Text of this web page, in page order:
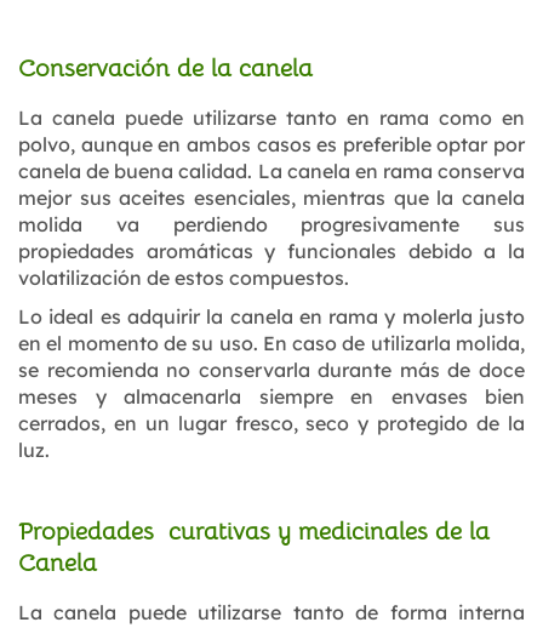
Conservación de la canela
La canela puede utilizarse tanto en rama como en
polvo, aunque en ambos casos es preferible optar por
canela de buena calidad. La canela en rama conserva
mejor sus aceites esenciales, mientras que la canela
molida va perdiendo progresivamente sus
propiedades aromáticas y funcionales debido a la
volatilización de estos compuestos.
Lo ideal es adquirir la canela en rama y molerla justo
en el momento de su uso. En caso de utilizarla molida,
se recomienda no conservarla durante más de doce
meses y almacenarla siempre en envases bien
cerrados, en un lugar fresco, seco y protegido de la
luz.
Propiedades curativas y medicinales de la
Canela
La canela puede utilizarse tanto de forma interna